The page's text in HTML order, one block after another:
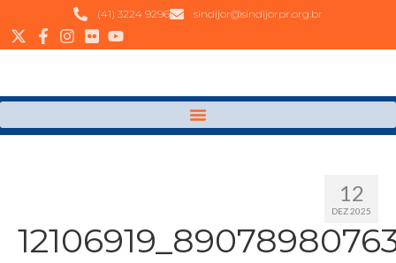
(41) 3224 9296 sindijor@sindijorpr.org.br
12
DEZ 2025